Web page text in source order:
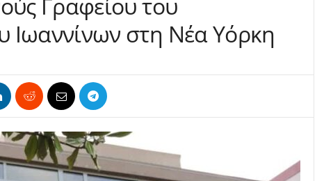
Γραφείου του
Ιωαννίνων στη Νέα Υόρκη